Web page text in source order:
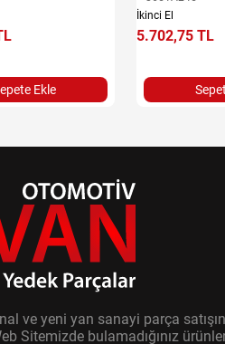
Ekle
İkinci El
5.702,75 TL
ve yeni yan sanayi parça
Sitemizde bulamadığınız